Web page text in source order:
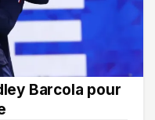
Barcola pour